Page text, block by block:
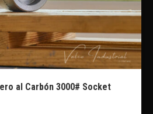
al Carbón 3000# Socket